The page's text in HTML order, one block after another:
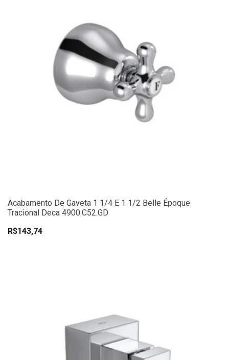
Acabamento De Gaveta 1 1/4 E 1 1/2 Belle Époque
Tracional Deca 4900.C52.GD
R$143,74